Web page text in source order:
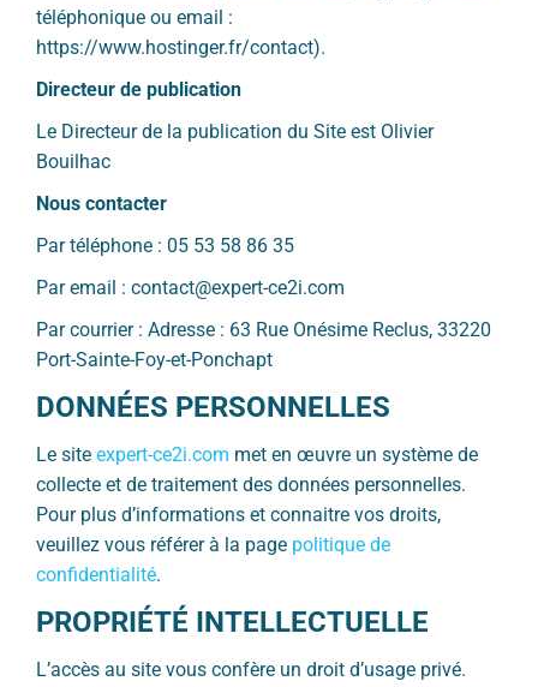
téléphonique ou email :
https://www.hostinger.fr/contact).
Directeur de publication
Le Directeur de la publication du Site est Olivier
Bouilhac
Nous contacter
Par téléphone : 05 53 58 86 35
Par email : contact@expert-ce2i.com
Par courrier : Adresse : 63 Rue Onésime Reclus, 33220
Port-Sainte-Foy-et-Ponchapt
DONNÉES PERSONNELLES
Le site expert-ce2i.com met en œuvre un système de
collecte et de traitement des données personnelles.
Pour plus d’informations et connaitre vos droits,
veuillez vous référer à la page politique de
confidentialité.
PROPRIÉTÉ INTELLECTUELLE
L’accès au site vous confère un droit d’usage privé.